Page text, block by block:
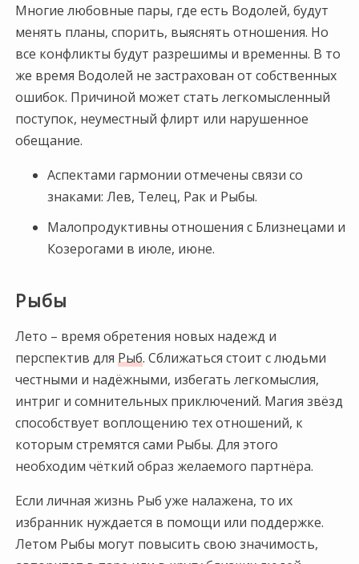
Многие любовные пары, где есть Водолей, будут
менять планы, спорить, выяснять отношения. Но
все конфликты будут разрешимы и временны. В то
же время Водолей не застрахован от собственных
ошибок. Причиной может стать легкомысленный
поступок, неуместный флирт или нарушенное
обещание.
Аспектами гармонии отмечены связи со
знаками: Лев, Телец, Рак и Рыбы.
Малопродуктивны отношения с Близнецами и
Козерогами в июле, июне.
Рыбы
Лето – время обретения новых надежд и
перспектив дляРыб. Сближаться стоит с людьми
честными и надёжными, избегать легкомыслия,
интриг и сомнительных приключений. Магия звёзд
способствует воплощению тех отношений, к
которым стремятся сами Рыбы. Для этого
необходим чёткий образ желаемого партнёра.
Если личная жизнь Рыб уже налажена, то их
избранник нуждается в помощи или поддержке.
Летом Рыбы могут повысить свою значимость,